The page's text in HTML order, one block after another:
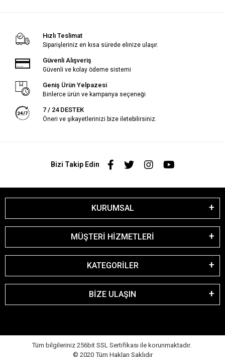
Hızlı Teslimat
Siparişleriniz en kısa sürede elinize ulaşır.
Güvenli Alışveriş
Güvenli ve kolay ödeme sistemi
Geniş Ürün Yelpazesi
Binlerce ürün ve kampanya seçeneği
7 / 24 DESTEK
Öneri ve şikayetlerinizi bize iletebilirsiniz.
Bizi Takip Edin
KURUMSAL
MÜŞTERİ HİZMETLERİ
KATEGORİLER
BİZE ULAŞIN
Tüm bilgileriniz 256bit SSL Sertifikası ile korunmaktadır.
© 2020 Tüm Hakları Saklıdır